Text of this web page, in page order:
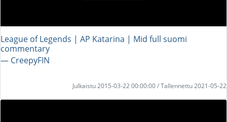
League of Legends | AP Katarina | Mid full suomi
commentary
― CreepyFIN
Julkaistu 2015-03-22 00:00:00 / Tallennettu 2021-05-22